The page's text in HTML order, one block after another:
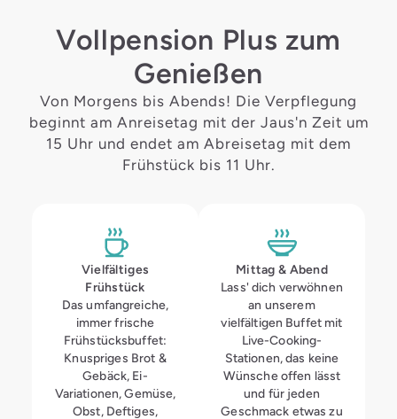
Vollpension Plus zum
Genießen
Von Morgens bis Abends! Die Verpflegung
beginnt am Anreisetag mit der Jaus'n Zeit um
15 Uhr und endet am Abreisetag mit dem
Frühstück bis 11 Uhr.
Vielfältiges
Frühstück
Das umfangreiche,
immer frische
Frühstücksbuffet:
Knuspriges Brot &
Gebäck, Ei-
Variationen, Gemüse,
Obst, Deftiges,
Mittag & Abend
Lass' dich verwöhnen
an unserem
vielfältigen Buffet mit
Live-Cooking-
Stationen, das keine
Wünsche offen lässt
und für jeden
Geschmack etwas zu